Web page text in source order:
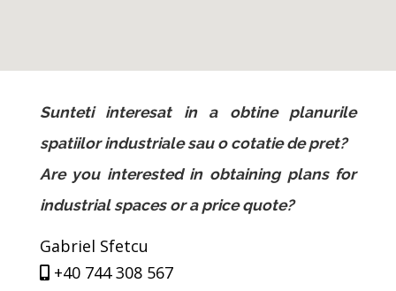
Sunteti interesat in a obtine planurile
spatiilor industriale sau o cotatie de pret?
Are you interested in obtaining plans for
industrial spaces or a price quote?
Gabriel Sfetcu
+40 744 308 567